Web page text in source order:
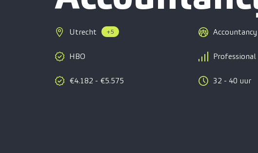
Utrecht +5
HBO
€4.182 - €5.575
Professional
32 - 40 uur